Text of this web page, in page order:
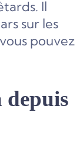
Il
sur les
pouvez
depuis